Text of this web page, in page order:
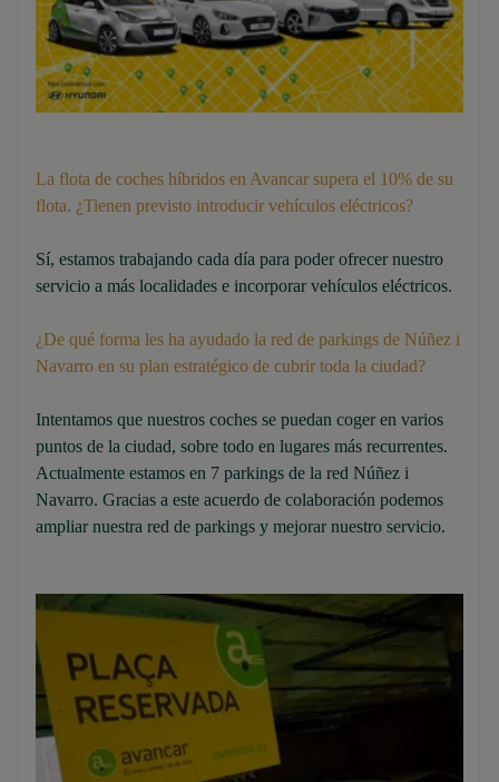
La flota de coches híbridos en Avancar supera el 10% de su
flota. ¿Tienen previsto introducir vehículos eléctricos?
Sí, estamos trabajando cada día para poder ofrecer nuestro
servicio a más localidades e incorporar vehículos eléctricos.
¿De qué forma les ha ayudado la red de parkings de Núñez i
Navarro en su plan estratégico de cubrir toda la ciudad?
Intentamos que nuestros coches se puedan coger en varios
puntos de la ciudad, sobre todo en lugares más recurrentes.
Actualmente estamos en 7 parkings de la red Núñez i
Navarro. Gracias a este acuerdo de colaboración podemos
ampliar nuestra red de parkings y mejorar nuestro servicio.